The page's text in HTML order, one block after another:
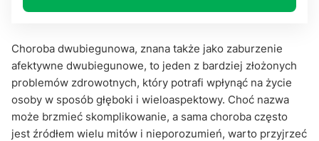
Choroba dwubiegunowa, znana także jako zaburzenie
afektywne dwubiegunowe, to jeden z bardziej złożonych
problemów zdrowotnych, który potrafi wpłynąć na życie
osoby w sposób głęboki i wieloaspektowy. Choć nazwa
może brzmieć skomplikowanie, a sama choroba często
jest źródłem wielu mitów i nieporozumień, warto przyjrzeć